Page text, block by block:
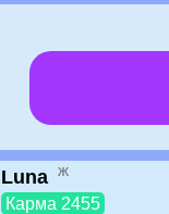
Luna ж
Карма 2455